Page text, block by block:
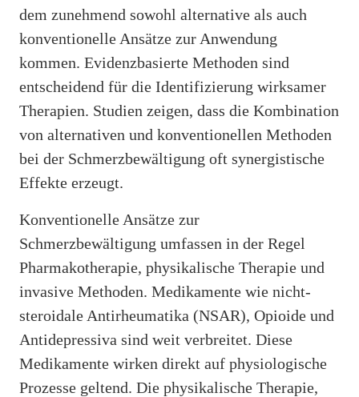
dem zunehmend sowohl alternative als auch
konventionelle Ansätze zur Anwendung
kommen. Evidenzbasierte Methoden sind
entscheidend für die Identifizierung wirksamer
Therapien. Studien zeigen, dass die Kombination
von alternativen und konventionellen Methoden
bei der Schmerzbewältigung oft synergistische
Effekte erzeugt.
Konventionelle Ansätze zur
Schmerzbewältigung umfassen in der Regel
Pharmakotherapie, physikalische Therapie und
invasive Methoden. Medikamente wie nicht-
steroidale Antirheumatika (NSAR), Opioide und
Antidepressiva sind weit verbreitet. Diese
Medikamente wirken direkt auf physiologische
Prozesse geltend. Die physikalische Therapie,